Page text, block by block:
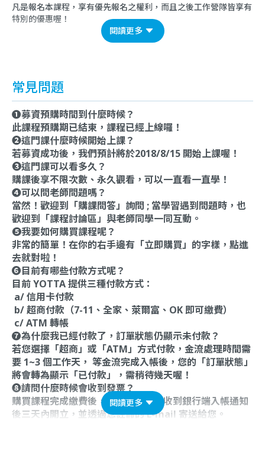
凡是報名本課程，享有優先報名之權利，而且之後工作營隊皆享有
特別的優惠喔！
閱讀更多
常見問題
❶募資預購時間到什麼時候？
此課程預購期已結束，課程已經上線囉！
❷這門課什麼時候開始上課？
若募資成功後，我們預計將於2018/8/15 開始上課喔！
❸這門課可以看多久？
購課後享不限次數、永久觀看，可以一直看一直學！
❹可以問老師問題嗎？
當然！歡迎到「購課問答」詢問 ; 當學習遇到問題時，也
歡迎到「課程討論區」與老師同學一同互動。
❺我要如何購買課程呢？
非常的簡單！在你的右手邊有「立即購買」的字樣，點進
去就對啦！
❻目前有哪些付款方式呢？
目前 YOTTA 提供三種付款方式：
a/ 信用卡付款
b/ 超商付款（7-11、全家、萊爾富、OK 即可繳費）
c/ ATM 轉帳
❼為什麼我已經付款了，訂單狀態仍顯示未付款？
若您選擇「超商」或「ATM」方式付款，金流處理時間需
要 1~3 個工作天， 等金流完成入帳後，您的「訂單狀態」
將會轉為顯示「已付款」，需稍待幾天喔！
❽請問什麼時候會收到發票？
購買課程完成繳費後，電子發票會在收到銀行端入帳通知
後三天內開立，並透過您註冊的 E-mail 寄送給您。
閱讀更多